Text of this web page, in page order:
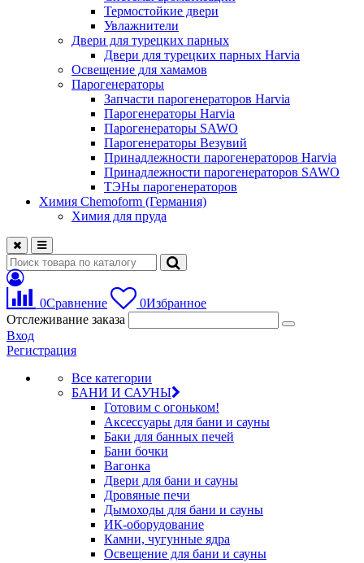
Термостойкие двери
Увлажнители
Двери для турецких парных
Двери для турецких парных Harvia
Освещение для хамамов
Парогенераторы
Запчасти парогенераторов Harvia
Парогенераторы Harvia
Парогенераторы SAWO
Парогенераторы Везувий
Принадлежности парогенераторов Harvia
Принадлежности парогенераторов SAWO
ТЭНы парогенераторов
Химия Chemoform (Германия)
Химия для пруда
0Сравнение 0Избранное
Отслеживание заказа
Вход
Регистрация
Все категории
БАНИ И САУНЫ
Готовим с огоньком!
Аксессуары для бани и сауны
Баки для банных печей
Бани бочки
Вагонка
Двери для бани и сауны
Дровяные печи
Дымоходы для бани и сауны
ИК-оборудование
Камни, чугунные ядра
Освещение для бани и сауны